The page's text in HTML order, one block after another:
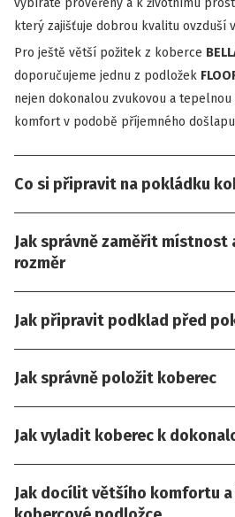
vybíráte prověřený a k životnímu
který zajišťuje dobrou kvalitu ovzduší
Pro ještě větší požitek z koberce
doporučujeme jednu z podložek
nejen dokonalou zvukovou a
komfort v podobě příjemného
Co si připravit na pokládku
Jak správně zaměřit místnost
rozměr
Jak připravit podklad před
Jak správně položit koberec
Jak vyladit koberec k
Jak docílit většího komfortu